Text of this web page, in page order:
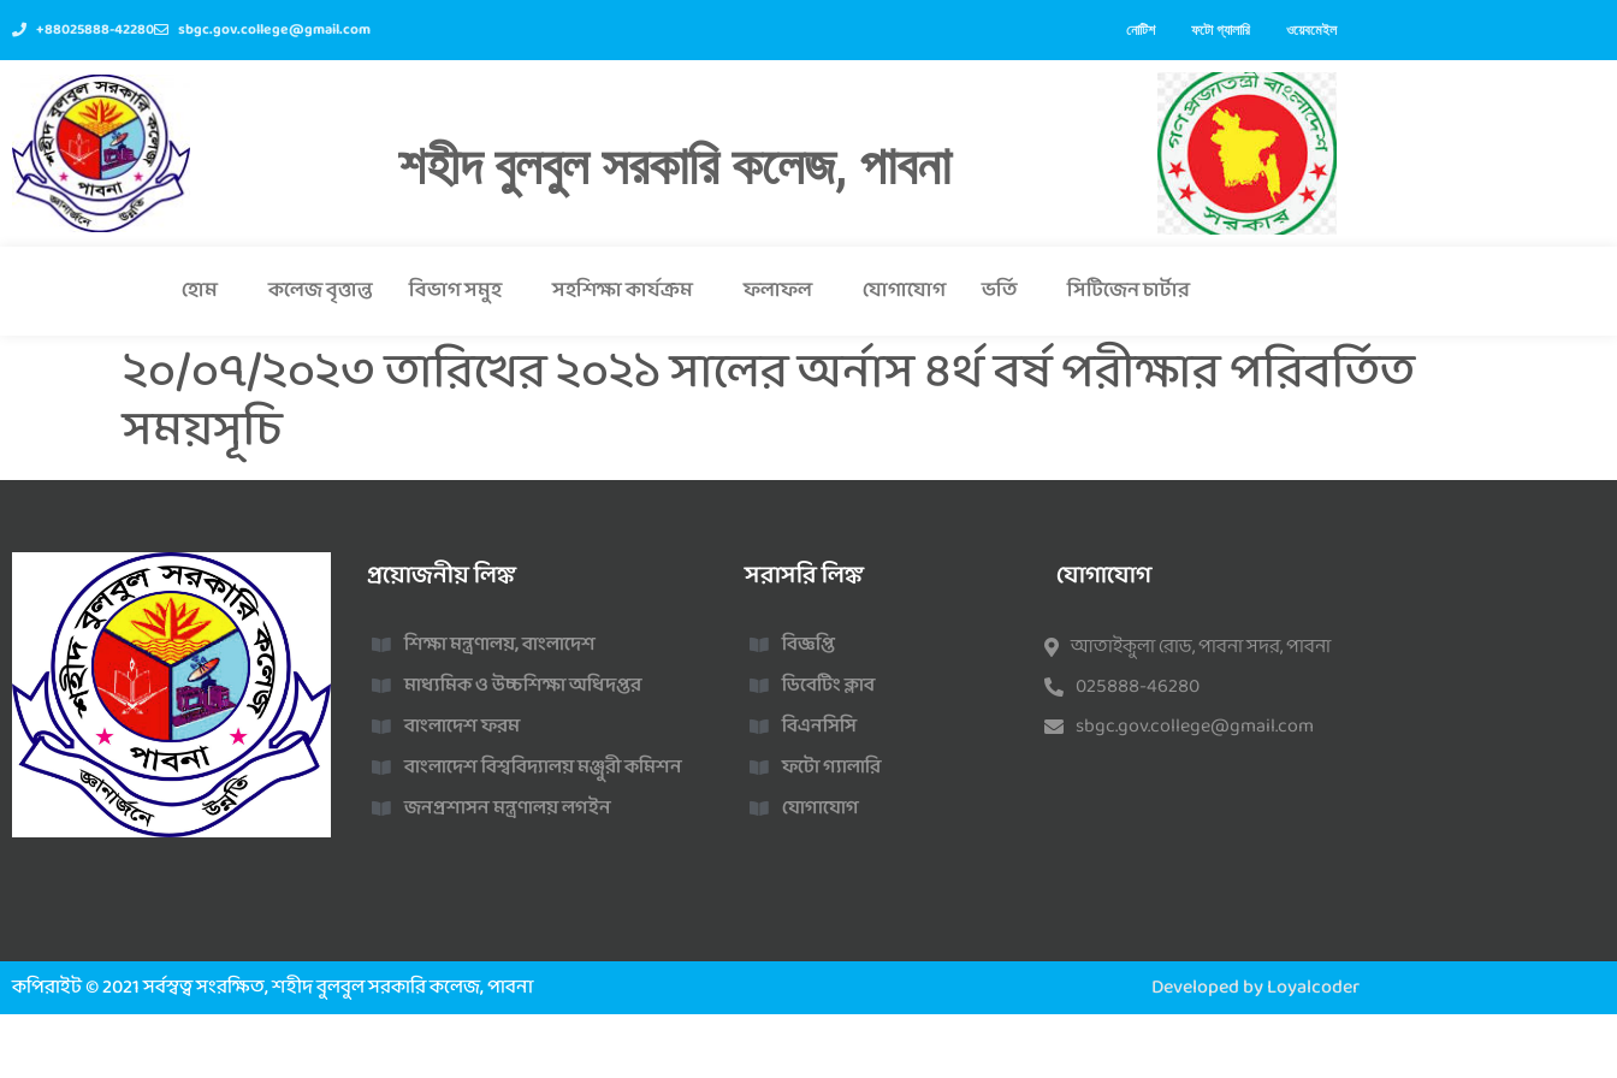
+88025888-42280 sbgc.gov.college@gmail.com নোটিশ ফটো গ্যালারি ওয়েবমেইল
শহীদ বুলবুল সরকারি কলেজ, পাবনা
হোম কলেজ বৃত্তান্ত বিভাগ সমুহ সহশিক্ষা কার্যক্রম ফলাফল যোগাযোগ ভর্তি সিটিজেন চার্টার
২০/০৭/২০২৩ তারিখের ২০২১ সালের অর্নাস ৪র্থ বর্ষ পরীক্ষার পরিবর্তিত
সময়সূচি
প্রয়োজনীয় লিঙ্ক
শিক্ষা মন্ত্রণালয়, বাংলাদেশ
মাধ্যমিক ও উচ্চশিক্ষা অধিদপ্তর
বাংলাদেশ ফরম
বাংলাদেশ বিশ্ববিদ্যালয় মঞ্জুরী কমিশন
জনপ্রশাসন মন্ত্রণালয় লগইন
সরাসরি লিঙ্ক
বিজ্ঞপ্তি
ডিবেটিং ক্লাব
বিএনসিসি
ফটো গ্যালারি
যোগাযোগ
যোগাযোগ
আতাইকুলা রোড, পাবনা সদর, পাবনা
025888-46280
sbgc.gov.college@gmail.com
কপিরাইট © 2021 সর্বস্বত্ব সংরক্ষিত, শহীদ বুলবুল সরকারি কলেজ, পাবনা Developed by Loyalcoder